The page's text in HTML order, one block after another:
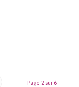
Page 2 sur 6